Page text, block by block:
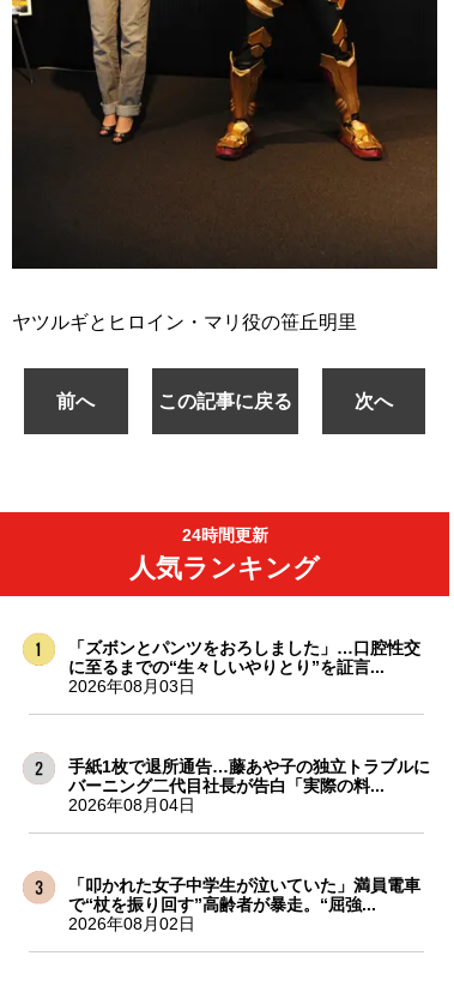
ヤツルギとヒロイン・マリ役の笹丘明里
前へ この記事に戻る 次へ
24時間更新
人気ランキング
「ズボンとパンツをおろしました」…口腔性交
に至るまでの“生々しいやりとり”を証言...
2026年08月03日
手紙1枚で退所通告…藤あや子の独立トラブルに
バーニング二代目社長が告白「実際の料...
2026年08月04日
「叩かれた女子中学生が泣いていた」満員電車
で“杖を振り回す”高齢者が暴走。“屈強...
2026年08月02日